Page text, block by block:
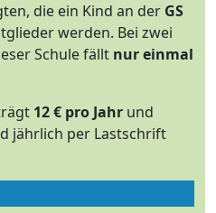
die ein Kind an der GS
werden. Bei zwei
Schule fällt nur einmal
12 € pro Jahr und
jährlich per Lastschrift